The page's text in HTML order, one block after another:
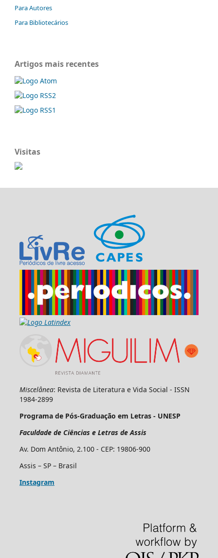
Para Autores
Para Bibliotecários
Artigos mais recentes
Visitas
Miscelânea: Revista de Literatura e Vida Social - ISSN
1984-2899
Programa de Pós-Graduação em Letras - UNESP
Faculdade de Ciências e Letras de Assis
Av. Dom Antônio, 2.100 - CEP: 19806-900
Assis – SP – Brasil
Instagram